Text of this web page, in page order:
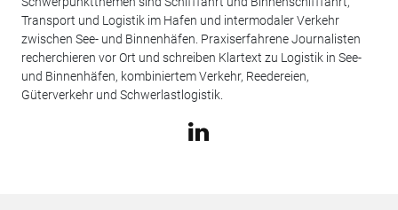
Transport und Logistik im Hafen und intermodaler Verkehr
zwischen See- und Binnenhäfen. Praxiserfahrene Journalisten
recherchieren vor Ort und schreiben Klartext zu Logistik in See-
und Binnenhäfen, kombiniertem Verkehr, Reedereien,
Güterverkehr und Schwerlastlogistik.